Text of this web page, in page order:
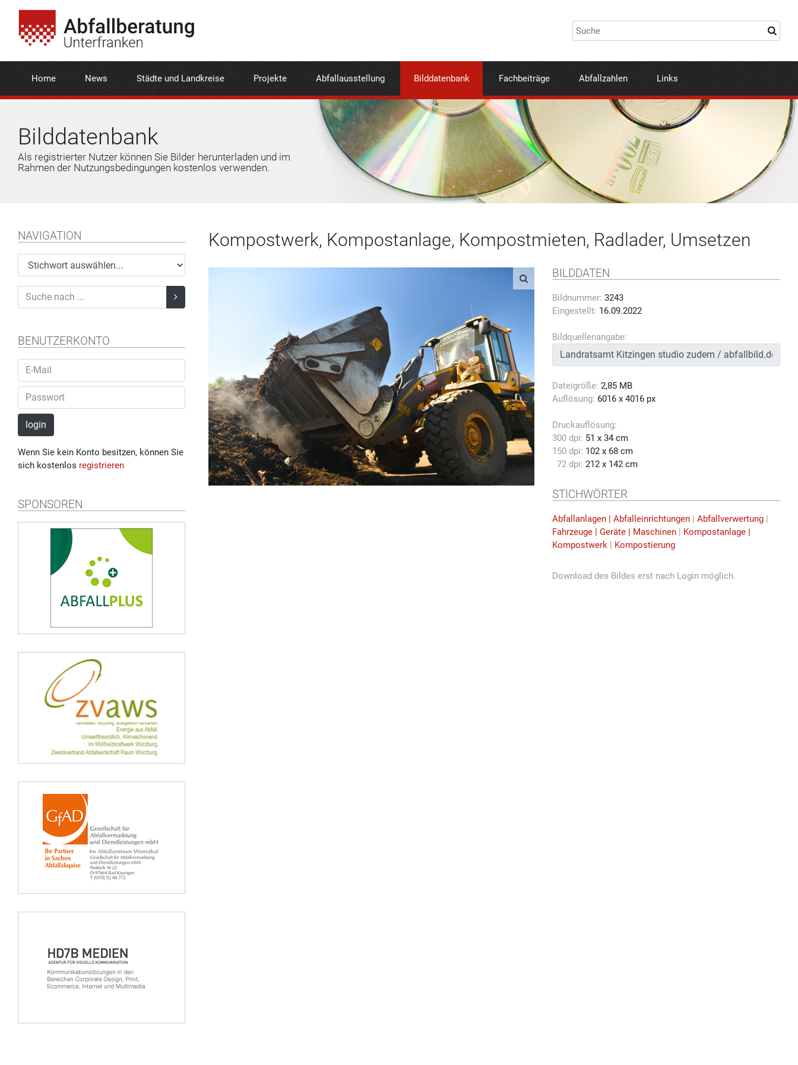
Home News Städte und Landkreise Projekte Abfallausstellung Bilddatenbank Fachbeiträge Abfallzahlen Links
Bilddatenbank
Als registrierter Nutzer können Sie Bilder herunterladen und im
Rahmen der Nutzungsbedingungen kostenlos verwenden.
NAVIGATION
BENUTZERKONTO
login
Wenn Sie kein Konto besitzen, können Sie
sich kostenlos registrieren
SPONSOREN
Kompostwerk, Kompostanlage, Kompostmieten, Radlader, Umsetzen
BILDDATEN
Bildnummer: 3243
Eingestellt: 16.09.2022
Bildquellenangabe:
Dateigröße: 2,85 MB
Auflösung: 6016 x 4016 px
Druckauflösung:
300 dpi: 51 x 34 cm
150 dpi: 102 x 68 cm
72 dpi: 212 x 142 cm
STICHWÖRTER
Abfallanlagen | Abfalleinrichtungen |Abfallverwertung |
Fahrzeuge | Geräte | Maschinen | Kompostanlage |
Kompostwerk | Kompostierung
Download des Bildes erst nach Login möglich.